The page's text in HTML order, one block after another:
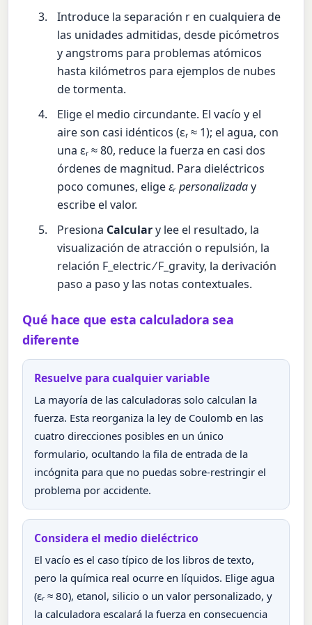
Introduce la separación r en cualquiera de
las unidades admitidas, desde picómetros
y angstroms para problemas atómicos
hasta kilómetros para ejemplos de nubes
de tormenta.
Elige el medio circundante. El vacío y el
aire son casi idénticos (εᵣ ≈ 1); el agua, con
una εᵣ ≈ 80, reduce la fuerza en casi dos
órdenes de magnitud. Para dieléctricos
poco comunes, eligeεᵣ personalizaday
escribe el valor.
Presiona Calculary lee el resultado, la
visualización de atracción o repulsión, la
relación F_electric ⁄ F_gravity, la derivación
paso a paso y las notas contextuales.
Qué hace que esta calculadora sea
diferente
Resuelve para cualquier variable
La mayoría de las calculadoras solo calculan la
fuerza. Esta reorganiza la ley de Coulomb en las
cuatro direcciones posibles en un único
formulario, ocultando la fila de entrada de la
incógnita para que no puedas sobre-restringir el
problema por accidente.
Considera el medio dieléctrico
El vacío es el caso típico de los libros de texto,
pero la química real ocurre en líquidos. Elige agua
(εᵣ ≈ 80), etanol, silicio o un valor personalizado, y
la calculadora escalará la fuerza en consecuencia